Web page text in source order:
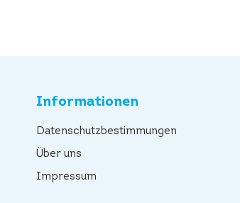
Informationen
Datenschutzbestimmungen
Über uns
Impressum